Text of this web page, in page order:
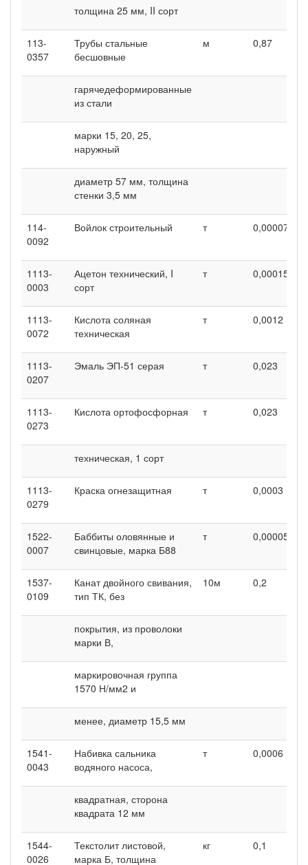
толщина 25 мм, II сорт
113-
0357
Трубы стальные
бесшовные
м 0,87
гарячедеформированные
из стали
марки 15, 20, 25,
наружный
диаметр 57 мм, толщина
стенки 3,5 мм
114-
0092
Войлок строительный т 0,00007
1113-
0003
Ацетон технический, I
сорт
т 0,00015
1113-
0072
Кислота соляная
техническая
т 0,0012
1113-
0207
Эмаль ЭП-51 серая т 0,023
1113-
0273
Кислота ортофосфорная т 0,023
техническая, 1 сорт
1113-
0279
Краска огнезащитная т 0,0003
1522-
0007
Баббиты оловянные и
свинцовые, марка Б88
т 0,00005
1537-
0109
Канат двойного свивания,
тип ТК, без
10м 0,2
покрытия, из проволоки
марки В,
маркировочная группа
1570 Н/мм2 и
менее, диаметр 15,5 мм
1541-
0043
Набивка сальника
водяного насоса,
т 0,0006
квадратная, сторона
квадрата 12 мм
1544-
0026
Текстолит листовой,
марка Б, толщина
кг 0,1